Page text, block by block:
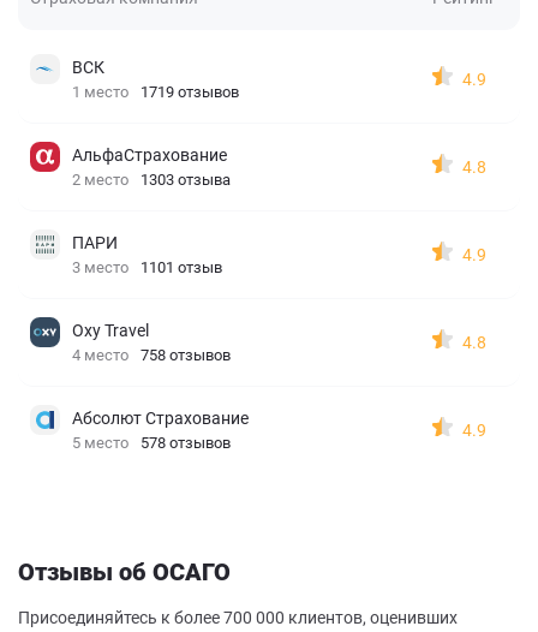
ВСК
1 место 1719 отзывов
4.9
АльфаСтрахование
2 место 1303 отзыва
4.8
ПАРИ
3 место 1101 отзыв
4.9
Oxy Travel
4 место 758 отзывов
4.8
Абсолют Страхование
5 место 578 отзывов
4.9
Отзывы об ОСАГО
Присоединяйтесь к более 700 000 клиентов, оценивших